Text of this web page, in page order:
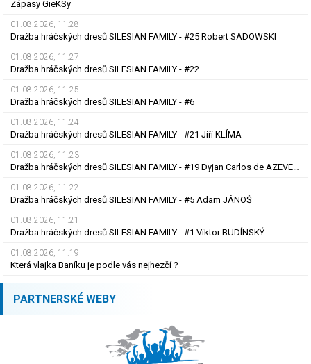
Zápasy GieKSy
01.08.2026, 11.28
Dražba hráčských dresů SILESIAN FAMILY - #25 Robert SADOWSKI
01.08.2026, 11.27
Dražba hráčských dresů SILESIAN FAMILY - #22
01.08.2026, 11.25
Dražba hráčských dresů SILESIAN FAMILY - #6
01.08.2026, 11.24
Dražba hráčských dresů SILESIAN FAMILY - #21 Jiří KLÍMA
01.08.2026, 11.23
Dražba hráčských dresů SILESIAN FAMILY - #19 Dyjan Carlos de AZEVEDO
01.08.2026, 11.22
Dražba hráčských dresů SILESIAN FAMILY - #5 Adam JÁNOŠ
01.08.2026, 11.21
Dražba hráčských dresů SILESIAN FAMILY - #1 Viktor BUDÍNSKÝ
01.08.2026, 11.19
Která vlajka Baníku je podle vás nejhezčí ?
PARTNERSKÉ WEBY